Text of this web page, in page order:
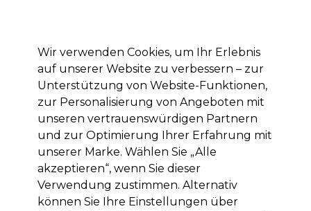
Anmelden
Marken Deals Haare Elektrogeräte Saloneinrichtung
Lieferung und Lieferzeiten
– mehr erfahren
Besondere Bedingungen
Besondere Bedingungen (für
Gewerbekunden)
Wir verwenden Cookies, um Ihr Erlebnis
auf unserer Website zu verbessern – zur
Unterstützung von Website-Funktionen,
zur Personalisierung von Angeboten mit
unseren vertrauenswürdigen Partnern
und zur Optimierung Ihrer Erfahrung mit
unserer Marke. Wählen Sie „Alle
akzeptieren“, wenn Sie dieser
Verwendung zustimmen. Alternativ
können Sie Ihre Einstellungen über